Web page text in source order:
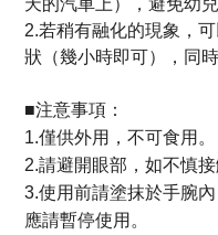
天的汽車上）
，避免幼
2.若稍有融化的現象，
狀（幾小時即可），同
■注意事項 ：
1.僅供外用，不可食用。
2.請避開眼部，如不慎
3.使用前請塗抹於手腕
應請暫停使用。